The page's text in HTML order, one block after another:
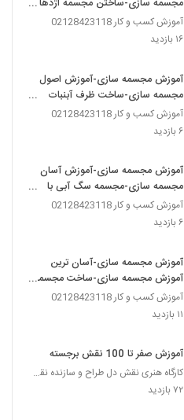
مجسمه سازی-ساختن مجسمه اژدها
فانتزی
آموزش کسب و کار 02128423118
۱۶ بازدید
آموزش مجسمه سازی-آموزش اصول
مجسمه سازی-ساخت ظرف آبنبات
فرشته
آموزش کسب و کار 02128423118
۶ بازدید
آموزش مجسمه سازی-آموزش آسان
مجسمه سازی-مجسمه سگ آبی با
زبان بزرگ
آموزش کسب و کار 02128423118
۶ بازدید
آموزش مجسمه سازی-آسان ترین
آموزش مجسمه سازی-ساخت مجسمه
بچه فیل
آموزش کسب و کار 02128423118
۱۱ بازدید
آموزش صفر تا 100 نقش برجسته
کارگاه هنری نقش دل طراح و سازنده نقش برجسته ، مجسم
۷۲ بازدید